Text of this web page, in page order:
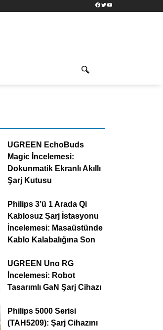
Facebook
TwitterYouTube
UGREEN EchoBuds
Magic İncelemesi:
Dokunmatik Ekranlı Akıllı
Şarj Kutusu
Philips 3’ü 1 Arada Qi
Kablosuz Şarj İstasyonu
İncelemesi: Masaüstünde
Kablo Kalabalığına Son
UGREEN Uno RG
İncelemesi: Robot
Tasarımlı GaN Şarj Cihazı
Philips 5000 Serisi
(TAH5209): Şarj Cihazını